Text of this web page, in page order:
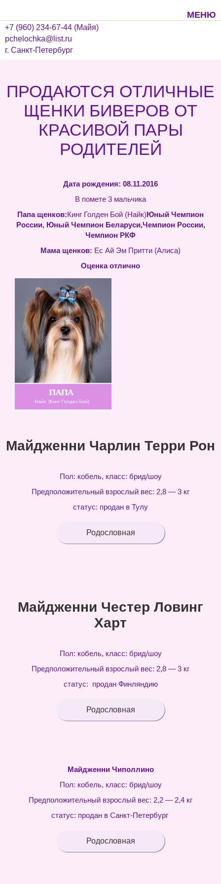
МЕНЮ
+7 (960) 234-67-44 (Майя)
pchelochka@list.ru
г. Санкт-Петербург
ПРОДАЮТСЯ ОТЛИЧНЫЕ
ЩЕНКИ БИВЕРОВ ОТ
КРАСИВОЙ ПАРЫ
РОДИТЕЛЕЙ
Дата рождения: 08.11.2016
В помете 3 мальчика
Папа щенков:Кинг Голден Бой (Найк)Юный Чемпион
России, Юный Чемпион Беларуси,Чемпион России,
Чемпион РКФ
Мама щенков: Ес Ай Эм Притти (Алиса)
Оценка отлично
Майдженни Чарлин Терри Рон
Пол: кобель, класс: брид/шоу
Предположительный взрослый вес: 2,8 — 3 кг
статус: продан в Тулу
Родословная
Майдженни Честер Ловинг
Харт
Пол: кобель, класс: брид/шоу
Предположительный взрослый вес: 2,8 — 3 кг
статус: продан Финляндию
Родословная
Майдженни Чиполлино
Пол: кобель, класс: брид/шоу
Предположительный взрослый вес: 2,2 — 2,4 кг
статус: продан в Санкт-Петербург
Родословная